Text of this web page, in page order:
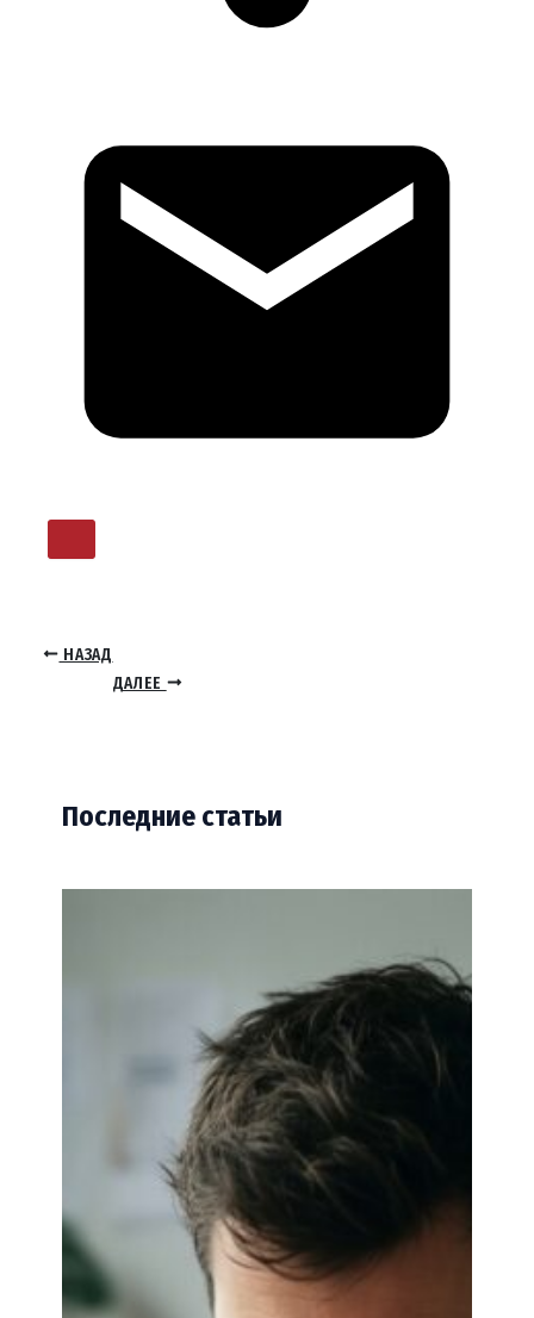
НАЗАД
ДАЛЕЕ
Последние статьи